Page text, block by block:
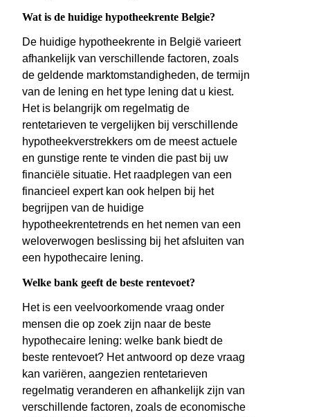
Wat is de huidige hypotheekrente Belgie?
De huidige hypotheekrente in België varieert
afhankelijk van verschillende factoren, zoals
de geldende marktomstandigheden, de termijn
van de lening en het type lening dat u kiest.
Het is belangrijk om regelmatig de
rentetarieven te vergelijken bij verschillende
hypotheekverstrekkers om de meest actuele
en gunstige rente te vinden die past bij uw
financiële situatie. Het raadplegen van een
financieel expert kan ook helpen bij het
begrijpen van de huidige
hypotheekrentetrends en het nemen van een
weloverwogen beslissing bij het afsluiten van
een hypothecaire lening.
Welke bank geeft de beste rentevoet?
Het is een veelvoorkomende vraag onder
mensen die op zoek zijn naar de beste
hypothecaire lening: welke bank biedt de
beste rentevoet? Het antwoord op deze vraag
kan variëren, aangezien rentetarieven
regelmatig veranderen en afhankelijk zijn van
verschillende factoren, zoals de economische